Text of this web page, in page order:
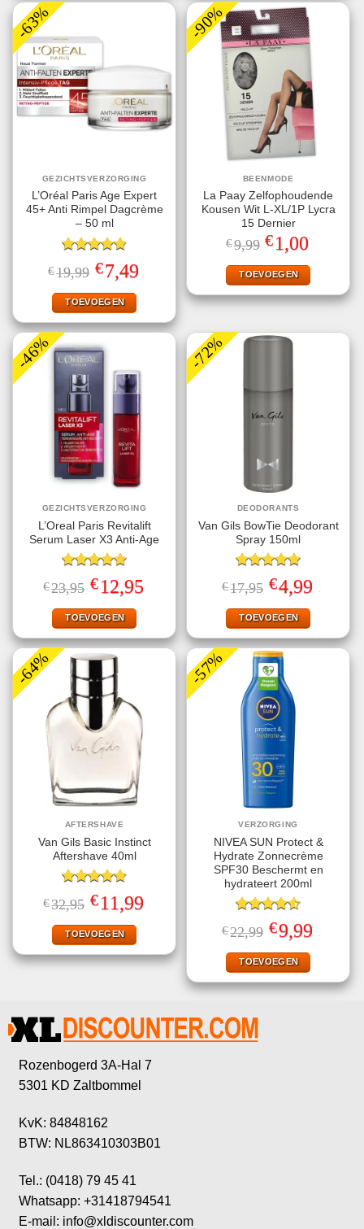
-63%
GEZICHTSVERZORGING
L’Oréal Paris Age Expert
45+ Anti Rimpel Dagcrème
– 50 ml
Gewaardeerd
4.80uit 5
€19,99 Oorspronkelijke
prijs
was:
€19,99.
€7,49Huidige
prijs
TOEVOEGEN
-90%
BEENMODE
La Paay Zelfophoudende
Kousen Wit L-XL/1P Lycra
15 Dernier
€9,99 Oorspronkelijke
prijs
was:
€9,99.
€1,00
is:
€1,00.
TOEVOEGEN
-46%
GEZICHTSVERZORGING
L’Oreal Paris Revitalift
Serum Laser X3 Anti-Age
Gewaardeerd
5.00uit 5
€23,95 Oorspronkelijke
prijs
was:
€23,95.
€12,95prijs
TOEVOEGEN
-72%
DEODORANTS
Van Gils BowTie Deodorant
Spray 150ml
Gewaardeerd
5.00uit 5
€17,95 Oorspronkelijke
prijs
was:
€17,95.
€4,99Huidige
prijs
TOEVOEGEN
-64%
AFTERSHAVE
Van Gils Basic Instinct
Aftershave 40ml
Gewaardeerd
4.71uit 5
€32,95 Oorspronkelijke
prijs
was:
€32,95.
€11,99Huidige
prijs
TOEVOEGEN
-57%
VERZORGING
NIVEA SUN Protect &
Hydrate Zonnecrème
SPF30 Beschermt en
hydrateert 200ml
Gewaardeerd
4.56uit 5
€22,99 Oorspronkelijke
prijs
was:
€22,99.
€9,99Huidige
prijs
TOEVOEGEN
Rozenbogerd 3A-Hal 7
5301 KD Zaltbommel
KvK: 84848162
BTW: NL863410303B01
Tel.: (0418) 79 45 41
Whatsapp: +31418794541
E-mail: info@xldiscounter.com